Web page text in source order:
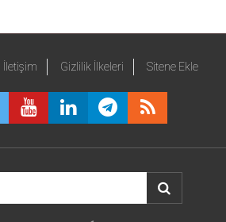
İletişim Gizlilik İlkeleri Sitene Ekle